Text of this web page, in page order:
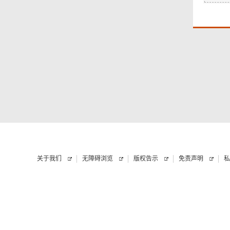
关于我们 无障碍浏览 版权告示 免责声明